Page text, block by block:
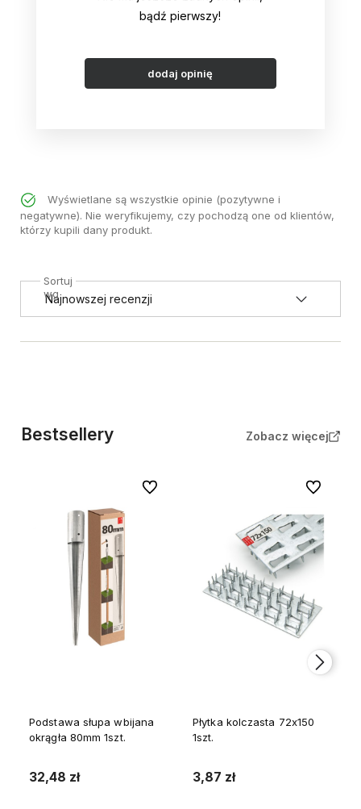
bądź pierwszy!
dodaj opinię
Wyświetlane są wszystkie opinie (pozytywne i
negatywne). Nie weryfikujemy, czy pochodzą one od klientów,
którzy kupili dany produkt.
Sortuj
wg
Bestsellery Zobacz więcej
Podstawa słupa wbijana
okrągła 80mm 1szt.
32,48 zł
Do ulubionych
Płytka kolczasta 72x150
1szt.
3,87 zł
Do